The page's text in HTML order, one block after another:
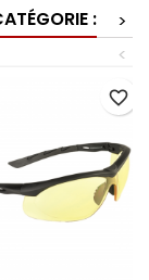
:
>
<
favorite_border